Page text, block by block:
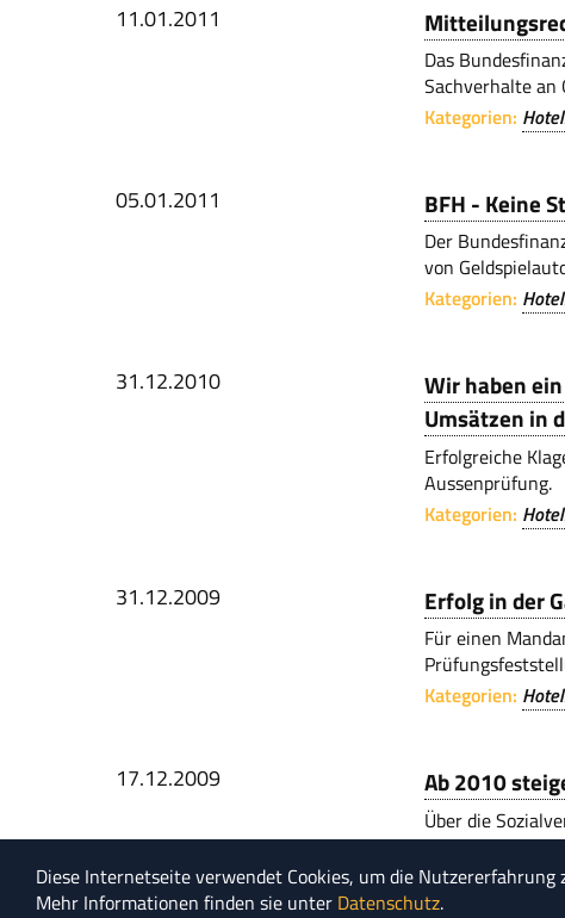
11.01.2011
Das
Sachverhalte an
Kategorien:
05.01.2011 BFH - Keine
Der
von
Kategorien:
31.12.2010
Wir haben
Umsätzen in
Erfolgreiche
Aussenprüfung.
Kategorien:
31.12.2009 Erfolg in der
Für einen
Kategorien:
17.12.2009 Ab 2010
Über die
an die
Kategorien:
Diese Internetseite verwendet Cookies, um die
Mehr Informationen finden sie unter Datenschutz.